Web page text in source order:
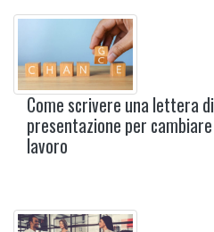
Come scrivere una lettera di
presentazione per cambiare
lavoro